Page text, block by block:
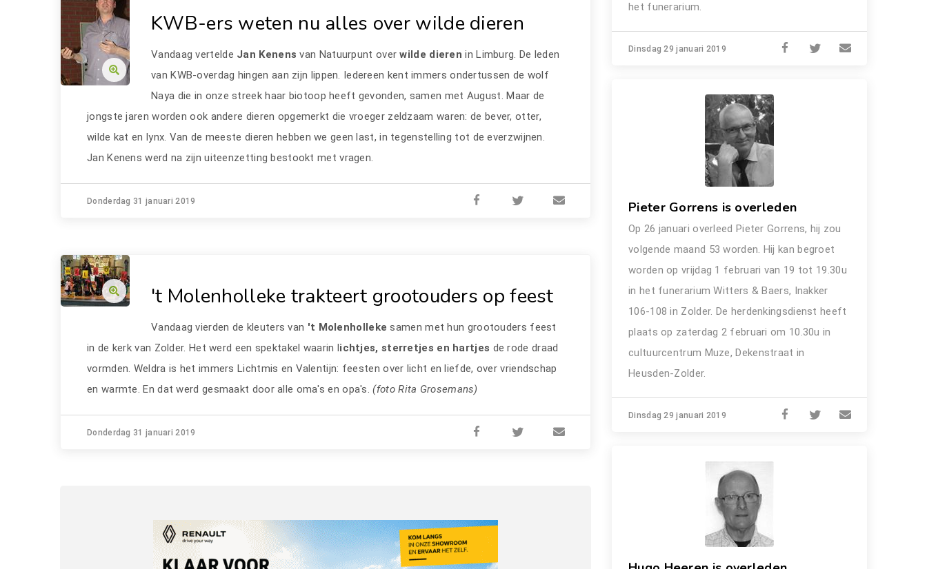
KWB-ers weten nu alles over wilde dieren
Vandaag vertelde Jan Kenensvan Natuurpunt overwilde dieren in Limburg. De leden
van KWB-overdag hingen aan zijn lippen. Iedereen kent immers ondertussen de wolf
Naya die in onze streek haar biotoop heeft gevonden, samen met August. Maar de
jongste jaren worden ook andere dieren opgemerkt die vroeger zeldzaam waren: de bever, otter,
wilde kat en lynx. Van de meeste dieren hebben we geen last, in tegenstelling tot de everzwijnen.
Jan Kenens werd na zijn uiteenzetting bestookt met vragen.
Donderdag 31 januari 2019
't Molenholleke trakteert grootouders op feest
Vandaag vierden de kleuters van 't Molenholleke samen met hun grootouders feest
in de kerk van Zolder. Het werd een spektakel waarin lichtjes, sterretjes en hartjes de rode draad
vormden. Weldra is het immers Lichtmis en Valentijn: feesten over licht en liefde, over vriendschap
en warmte. En dat werd gesmaakt door alle oma's en opa's.(foto Rita Grosemans)
Donderdag 31 januari 2019
het funerarium.
Dinsdag 29 januari 2019
Pieter Gorrens is overleden
Op 26 januari overleed Pieter Gorrens, hij zou
volgende maand 53 worden. Hij kan begroet
worden op vrijdag 1 februari van 19 tot 19.30u
in het funerarium Witters & Baers, Inakker
106-108 in Zolder. De herdenkingsdienst heeft
plaats op zaterdag 2 februari om 10.30u in
cultuurcentrum Muze, Dekenstraat in
Heusden-Zolder.
Dinsdag 29 januari 2019